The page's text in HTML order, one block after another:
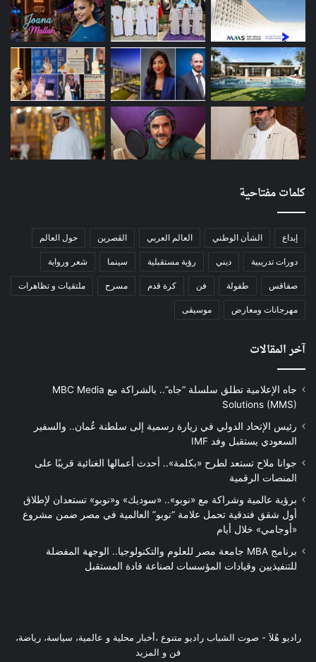
كلمات مفتاحية
إبداع الشأن الوطني العالم العربي الڨصرين حول العالم
دورات تدريبية ديني رؤية مستقبلية سينما شعر ورواية
صفاقس طفولة فن كرة قدم مسرح ملتقيات و تظاهرات
مهرجانات ومعارض موسيقى
آخر المقالات
جاه الإعلامية تطلق سلسلة “جاه”.. بالشراكة مع MBC Media
Solutions (MMS)
رئيس الإتحاد الدولي في زيارة رسمية إلى سلطنة عُمان.. والسفير
السعودي يستقبل وفد IMF
جوانا ملاح تستعد لطرح «بكلمة».. أحدث أعمالها الغنائية قريبًا على
المنصات الرقمية
برؤية عالمية وشراكة مع «نوبو».. «سوديك» و«نوبو» تستعدان لإطلاق
أول شقق فندقية تحمل علامة “نوبو” العالمية في مصر ضمن مشروع
«أوجامي» خلال أيام
برنامج MBA جامعة مصر للعلوم والتكنولوجيا.. الوجهة المفضلة
للتنفيذيين وقيادات المؤسسات لصناعة قادة المستقبل
راديو هُلاَ‎ - صوت الشباب راديو متنوع ،أخبار محلية و عالمية، سياسة، رياضة،
فن و المزيد